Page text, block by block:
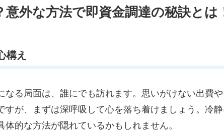
意外な方法で即資金調達の秘訣とは
構え
る局面は、誰にでも訪れます。思いがけない出費
すが、まずは深呼吸して心を落ち着けましょう。冷
的な方法が隠れているかもしれません。